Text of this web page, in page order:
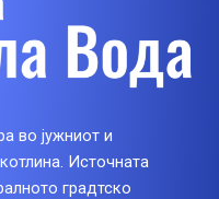
во јужниот и
Источната
градтско